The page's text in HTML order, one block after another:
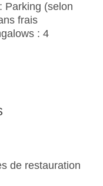
Parking (selon
frais
: 4
de restauration